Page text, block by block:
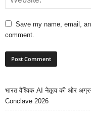
Save my name, email,
comment.
भारत वैश्विक AI नेतृत्व की ओर
Conclave 2026